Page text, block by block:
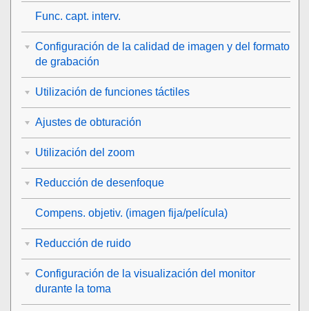
Func. capt. interv.
Configuración de la calidad de imagen y del formato
de grabación
Utilización de funciones táctiles
Ajustes de obturación
Utilización del zoom
Reducción de desenfoque
Compens. objetiv. (imagen fija/película)
Reducción de ruido
Configuración de la visualización del monitor
durante la toma